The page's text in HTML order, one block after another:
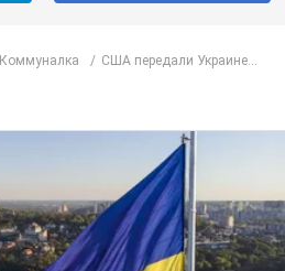
Коммуналка США передали Украине...